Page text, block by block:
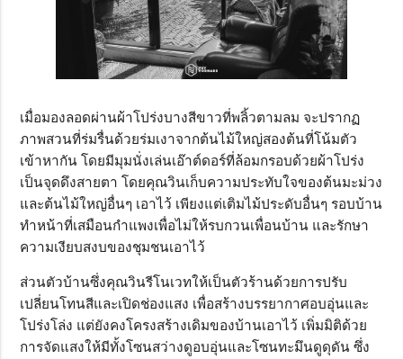
เมื่อมองลอดผ่านผ้าโปร่งบางสีขาวที่พลิ้วตามลม จะปรากฏ
ภาพสวนที่ร่มรื่นด้วยร่มเงาจากต้นไม้ใหญ่สองต้นที่โน้มตัว
เข้าหากัน โดยมีมุมนั่งเล่นเอ๊าต์ดอร์ที่ล้อมกรอบด้วยผ้าโปร่ง
เป็นจุดดึงสายตา โดยคุณวินเก็บความประทับใจของต้นมะม่วง
และต้นไม้ใหญ่อื่นๆ เอาไว้ เพียงแต่เติมไม้ประดับอื่นๆ รอบบ้าน
ทำหน้าที่เสมือนกำแพงเพื่อไม่ให้รบกวนเพื่อนบ้าน และรักษา
ความเงียบสงบของชุมชนเอาไว้
ส่วนตัวบ้านซึ่งคุณวินรีโนเวทให้เป็นตัวร้านด้วยการปรับ
เปลี่ยนโทนสีและเปิดช่องแสง เพื่อสร้างบรรยากาศอบอุ่นและ
โปร่งโล่ง แต่ยังคงโครงสร้างเดิมของบ้านเอาไว้ เพิ่มมิติด้วย
การจัดแสงให้มีทั้งโซนสว่างดูอบอุ่นและโซนทะมึนดูดุดัน ซึ่ง